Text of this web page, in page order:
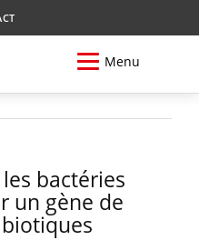
Menu
bactéries
un gène de